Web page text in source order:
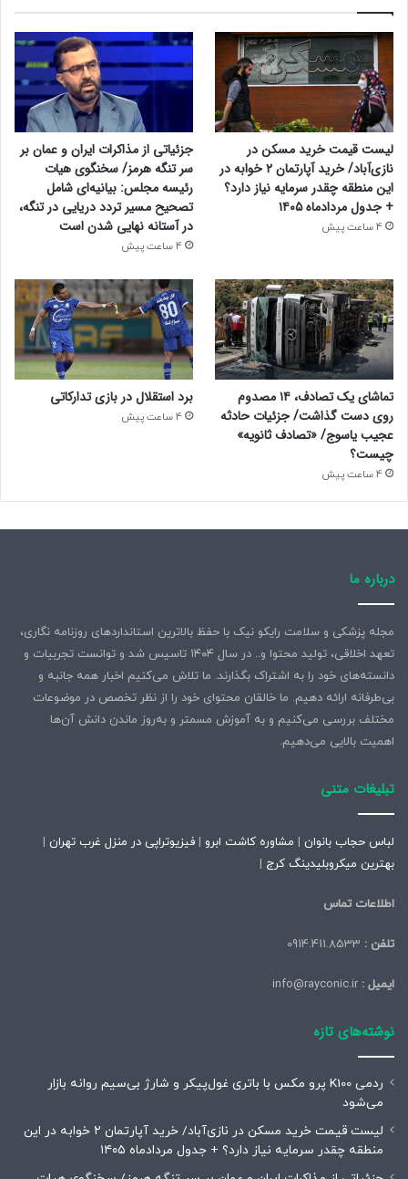
لیست قیمت خرید مسکن در
نازی‌آباد/ خرید آپارتمان ۲ خوابه در
این منطقه چقدر سرمایه نیاز دارد؟
+ جدول مردادماه ۱۴۰۵
4 ساعت پیش
جزئیاتی از مذاکرات ایران و عمان بر
سر تنگه هرمز/ سخنگوی هیات
رئیسه مجلس: بیانیه‌ای شامل
تصحیح مسیر تردد دریایی در تنگه،
در آستانه نهایی شدن است
4 ساعت پیش
تماشای یک تصادف، ۱۴ مصدوم
روی دست گذاشت/ جزئیات حادثه
عجیب یاسوج/ «تصادف ثانویه»
چیست؟
4 ساعت پیش
برد استقلال در بازی تدارکاتی
4 ساعت پیش
درباره ما
مجله پزشکی و سلامت رایکو نیک با حفظ بالاترین استانداردهای روزنامه نگاری،
تعهد اخلاقی، تولید محتوا و.. در سال ۱۴۰۴ تاسیس شد و توانست تجربیات و
دانسته‌های خود را به اشتراک بگذارند. ما تلاش می‌کنیم اخبار همه جانبه و
بی‌طرفانه ارائه دهیم. ما خالقان محتوای خود را از نظر تخصص در موضوعات
مختلف بررسی می‌کنیم و به آموزش مسمتر و به‌روز ماندن دانش آن‌ها
اهمیت بالایی می‌دهیم.
تبلیغات متنی
لباس حجاب بانوان | مشاوره کاشت ابرو | فیزیوتراپی در منزل غرب تهران |
بهترین میکروبلیدینگ کرج |
اطلاعات تماس
تلفن :
ایمیل :
نوشته‌های تازه
ردمی K100 پرو مکس با باتری غول‌پیکر و شارژ بی‌سیم روانه بازار
می‌شود
لیست قیمت خرید مسکن در نازی‌آباد/ خرید آپارتمان ۲ خوابه در این
منطقه چقدر سرمایه نیاز دارد؟ + جدول مردادماه ۱۴۰۵